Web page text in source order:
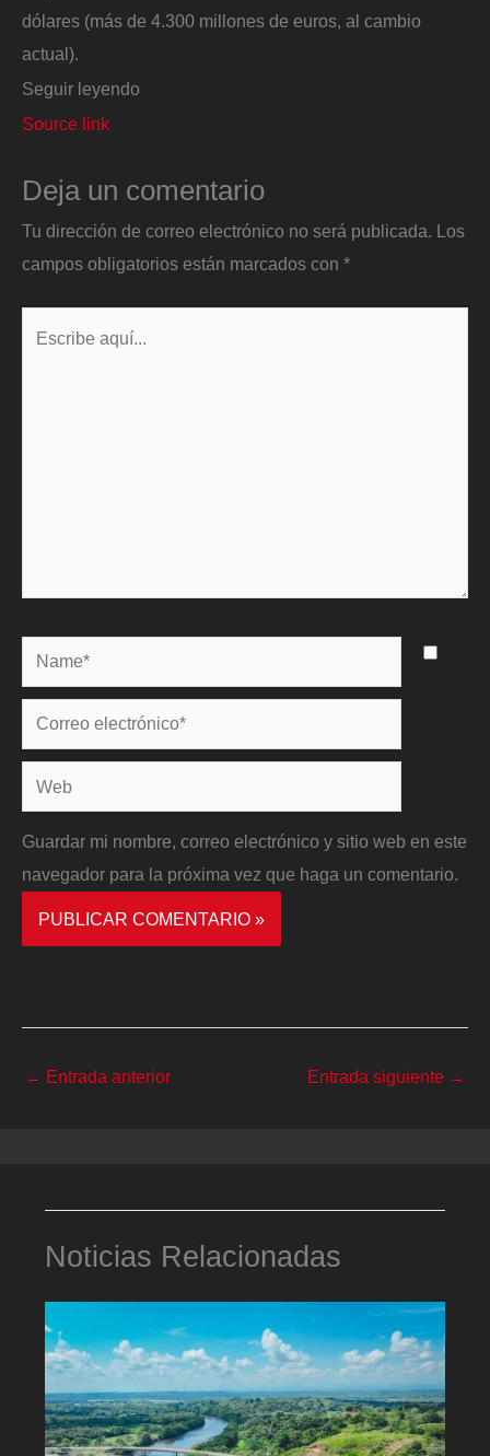
dólares (más de 4.300 millones de euros, al cambio
actual).
Seguir leyendo
Source link
Deja un comentario
Tu dirección de correo electrónico no será publicada. Los
campos obligatorios están marcados con *
Name*
Correo
electrónico*
Web
Guardar mi nombre, correo electrónico y sitio web en este
navegador para la próxima vez que haga un comentario.
← Entrada anterior Entrada siguiente →
Noticias Relacionadas